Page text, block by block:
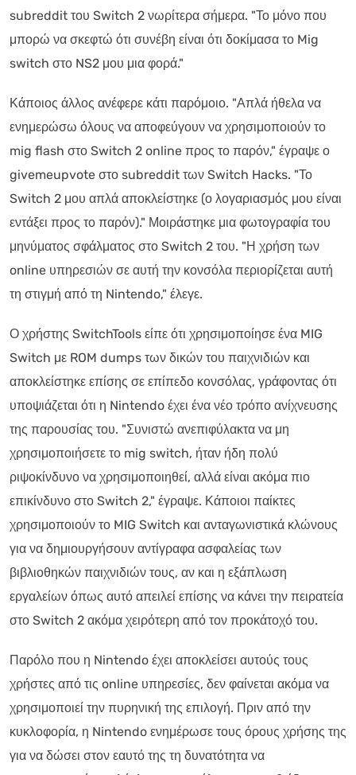
subreddit του Switch 2 νωρίτερα σήμερα. "Το μόνο που
μπορώ να σκεφτώ ότι συνέβη είναι ότι δοκίμασα το Mig
switch στο NS2 μου μια φορά."
Κάποιος άλλος ανέφερε κάτι παρόμοιο. "Απλά ήθελα να
ενημερώσω όλους να αποφεύγουν να χρησιμοποιούν το
mig flash στο Switch 2 online προς το παρόν," έγραψε ο
givemeupvote στο subreddit των Switch Hacks. "Το
Switch 2 μου απλά αποκλείστηκε (ο λογαριασμός μου είναι
εντάξει προς το παρόν)." Μοιράστηκε μια φωτογραφία του
μηνύματος σφάλματος στο Switch 2 του. "Η χρήση των
online υπηρεσιών σε αυτή την κονσόλα περιορίζεται αυτή
τη στιγμή από τη Nintendo," έλεγε.
Ο χρήστης SwitchTools είπε ότι χρησιμοποίησε ένα MIG
Switch με ROM dumps των δικών του παιχνιδιών και
αποκλείστηκε επίσης σε επίπεδο κονσόλας, γράφοντας ότι
υποψιάζεται ότι η Nintendo έχει ένα νέο τρόπο ανίχνευσης
της παρουσίας του. "Συνιστώ ανεπιφύλακτα να μη
χρησιμοποιήσετε το mig switch, ήταν ήδη πολύ
ριψοκίνδυνο να χρησιμοποιηθεί, αλλά είναι ακόμα πιο
επικίνδυνο στο Switch 2," έγραψε. Κάποιοι παίκτες
χρησιμοποιούν το MIG Switch και ανταγωνιστικά κλώνους
για να δημιουργήσουν αντίγραφα ασφαλείας των
βιβλιοθηκών παιχνιδιών τους, αν και η εξάπλωση
εργαλείων όπως αυτό απειλεί επίσης να κάνει την πειρατεία
στο Switch 2 ακόμα χειρότερη από τον προκάτοχό του.
Παρόλο που η Nintendo έχει αποκλείσει αυτούς τους
χρήστες από τις online υπηρεσίες, δεν φαίνεται ακόμα να
χρησιμοποιεί την πυρηνική της επιλογή. Πριν από την
κυκλοφορία, η Nintendo ενημέρωσε τους όρους χρήσης της
για να δώσει στον εαυτό της τη δυνατότητα να